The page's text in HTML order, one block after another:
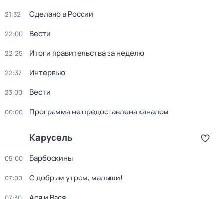
21:32 Сделано в России
22:00 Вести
22:25 Итоги правительства за неделю
22:37 Интервью
23:00 Вести
00:00 Программа не предоставлена каналом
Карусель
05:00 Барбоскины
07:00 С добрым утром, малыши!